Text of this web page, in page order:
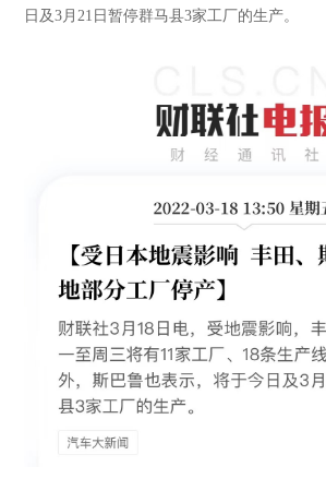
日及3月21日暂停群马县3家工厂的生产。